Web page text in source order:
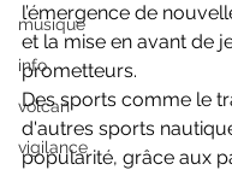
musique
info
volcan
vigilance
l’émergence de
et la mise en avant de
prometteurs.
Des sports comme le
d'autres sports
popularité, grâce aux